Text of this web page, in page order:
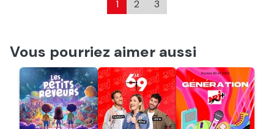
1 2 3
Vous pourriez aimer aussi